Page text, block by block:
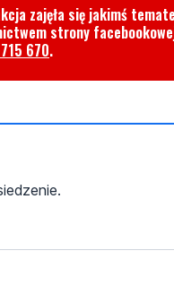
zajęła się jakimś
strony
670.